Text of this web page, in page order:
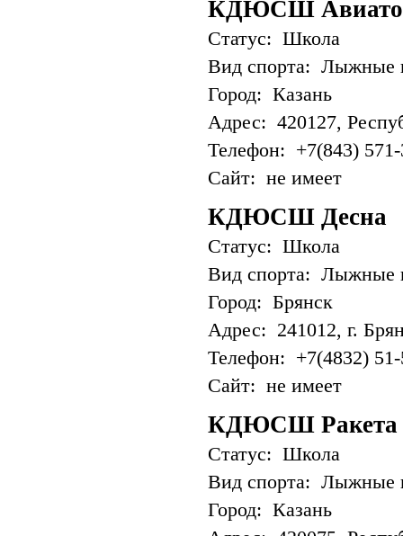
КДЮСШ
Статус: Школа
Вид спорта: Лыжные
Город: Казань
Адрес: 420127,
Телефон: +7(843)
Сайт: не имеет
КДЮСШ Десна
Статус: Школа
Вид спорта: Лыжные
Город: Брянск
Адрес: 241012, г.
Телефон: +7(4832)
Сайт: не имеет
КДЮСШ Ракета
Статус: Школа
Вид спорта: Лыжные
Город: Казань